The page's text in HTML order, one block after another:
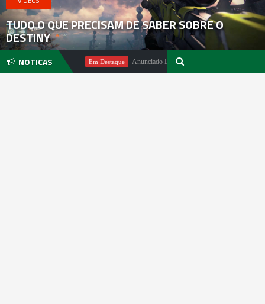
TUDO O QUE PRECISAM DE SABER SOBRE O
DESTINY
NOTICAS
Pachter Em Destaque Anunciado DualSense The Last of Us Limited